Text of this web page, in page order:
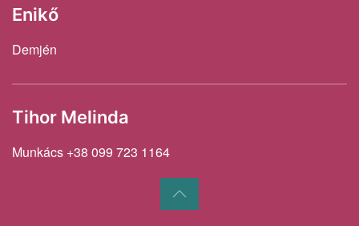
Enikő
Demjén
Tihor Melinda
Munkács +38 099 723 1164